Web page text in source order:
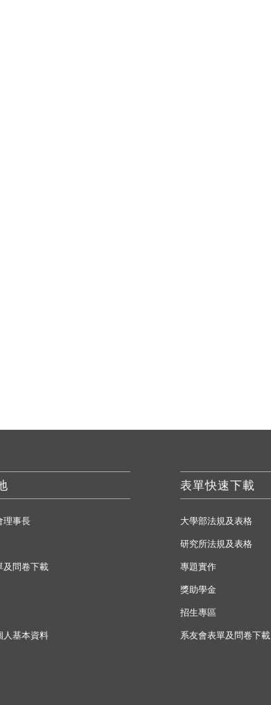
理事長
及問卷下載
人基本資料
表單快速下載
大學部法規及表格
研究所法規及表格
專題實作
獎助學金
招生專區
系友會表單及問卷下載